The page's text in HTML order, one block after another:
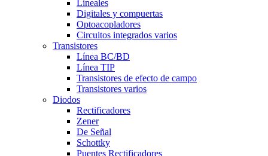
Lineales
Digitales y compuertas
Optoacopladores
Circuitos integrados varios
Transistores
Línea BC/BD
Línea TIP
Transistores de efecto de campo
Transistores varios
Diodos
Rectificadores
Zener
De Señal
Schottky
Puentes Rectificadores